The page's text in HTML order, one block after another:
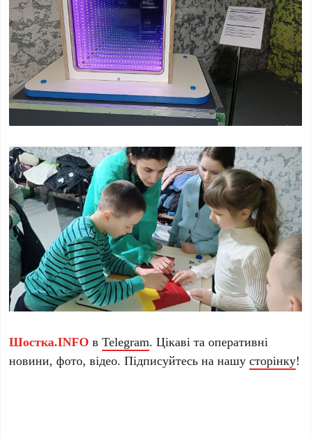
Шостка.INFO вTelegram. Цікаві та оперативні
новини, фото, відео. Підписуйтесь на нашусторінку!